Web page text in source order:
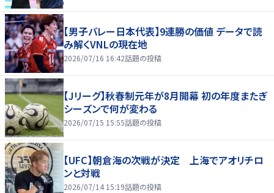
【男子バレー日本代表】9連勝の価値 データで読
み解くVNLの現在地
2026/07/16 16:42話題の投稿
【Jリーグ】秋春制元年が8月開幕 初の年度またぎ
シーズンで何が変わる
2026/07/15 15:55話題の投稿
【UFC】朝倉海の次戦が決定 上海でアオリチロ
ンと対戦
2026/07/14 15:19話題の投稿